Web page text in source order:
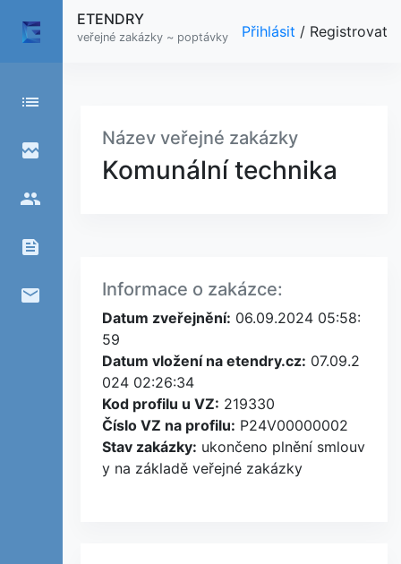
list
broken_image
people
feed
email
ETENDRY
veřejné zakázky ~ poptávky Přihlásit / Registrovat
Název veřejné zakázky
Komunální technika
Informace o zakázce:
Datum zveřejnění: 06.09.2024 05:58:
59
Datum vložení na etendry.cz: 07.09.2
024 02:26:34
Kod profilu u VZ: 219330
Číslo VZ na profilu: P24V00000002
Stav zakázky: ukončeno plnění smlouv
y na základě veřejné zakázky